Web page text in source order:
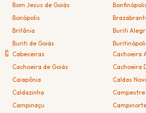
Bom Jesus de Goiás
Bonópolis
Britânia
Buriti
Buriti de Goiás
C Cabeceiras
Cachoeira
Cachoeira de Goiás
Cachoeira
Caiapônia
Caldas
Caldazinha
Campestre
Campinaçu